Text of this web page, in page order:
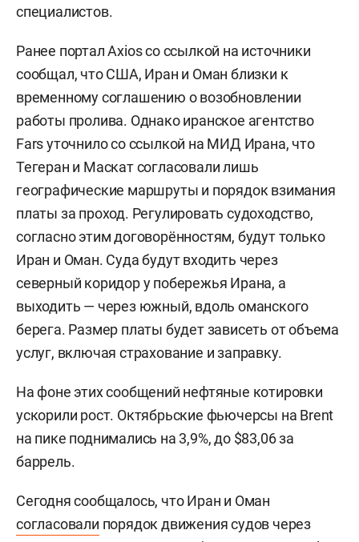
специалистов.
Ранее портал Axios со ссылкой на источники
сообщал, что США, Иран и Оман близки к
временному соглашению о возобновлении
работы пролива. Однако иранское агентство
Fars уточнило со ссылкой на МИД Ирана, что
Тегеран и Маскат согласовали лишь
географические маршруты и порядок взимания
платы за проход. Регулировать судоходство,
согласно этим договорённостям, будут только
Иран и Оман. Суда будут входить через
северный коридор у побережья Ирана, а
выходить — через южный, вдоль оманского
берега. Размер платы будет зависеть от объема
услуг, включая страхование и заправку.
На фоне этих сообщений нефтяные котировки
ускорили рост. Октябрьские фьючерсы на Brent
на пике поднимались на 3,9%, до $83,06 за
баррель.
Сегодня сообщалось, что Иран и Оман
согласовали порядок движения судов через